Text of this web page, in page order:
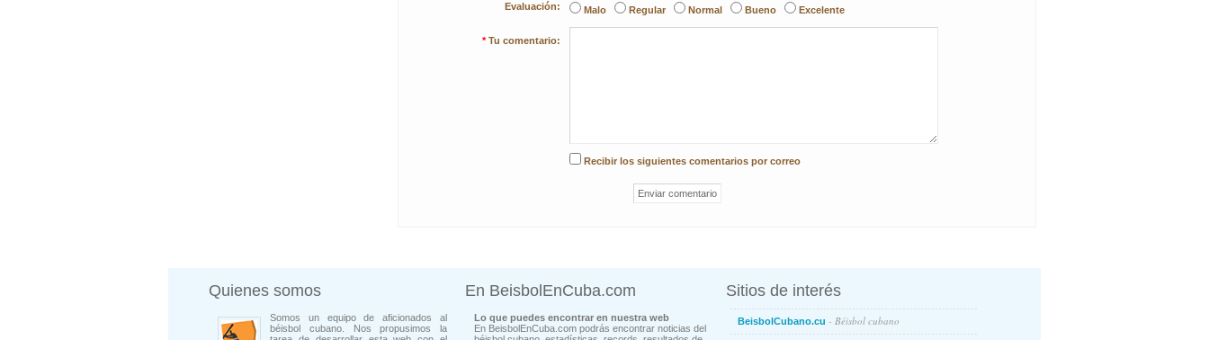
Evaluación: Malo Regular Normal Bueno Excelente
* Tu comentario:
Recibir los siguientes comentarios por correo
Quienes somos
Somos un equipo de aficionados al
béisbol cubano. Nos propusimos la
En BeisbolEnCuba.com
Lo que puedes encontrar en nuestra web
En BeisbolEnCuba.com podrás encontrar noticias del
Sitios de interés
BeisbolCubano.cu - Béisbol cubano